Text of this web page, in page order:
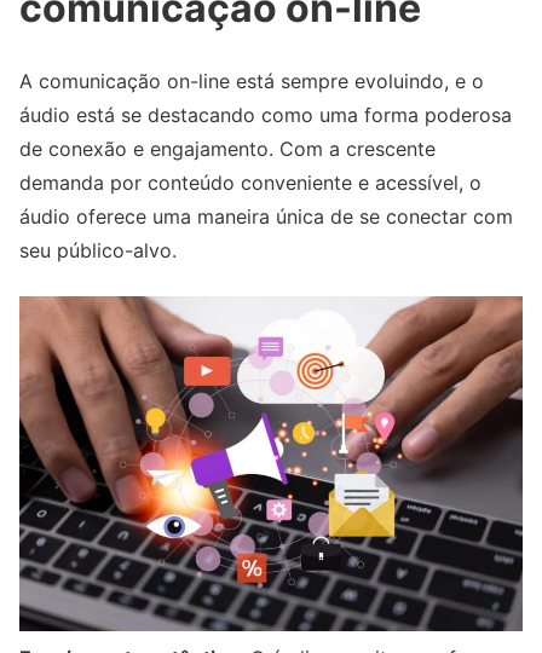
A comunicação on-line está sempre evoluindo, e o
áudio está se destacando como uma forma poderosa
de conexão e engajamento. Com a crescente
demanda por conteúdo conveniente e acessível, o
áudio oferece uma maneira única de se conectar com
seu público-alvo.